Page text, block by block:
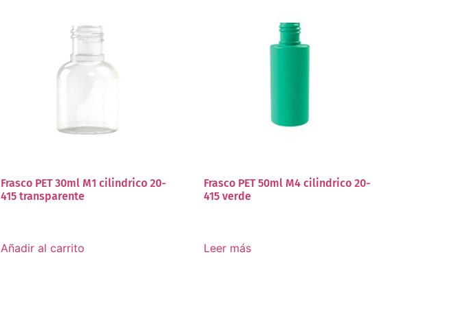
Frasco PET 30ml M1 cilindrico 20-
415 transparente
Añadir al carrito
Frasco PET 50ml M4 cilindrico 20-
415 verde
Leer más